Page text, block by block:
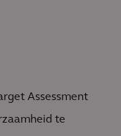
Assessment
te